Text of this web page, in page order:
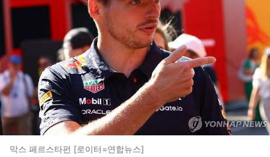
막스 페르스타펀 [로이터=연합뉴스]